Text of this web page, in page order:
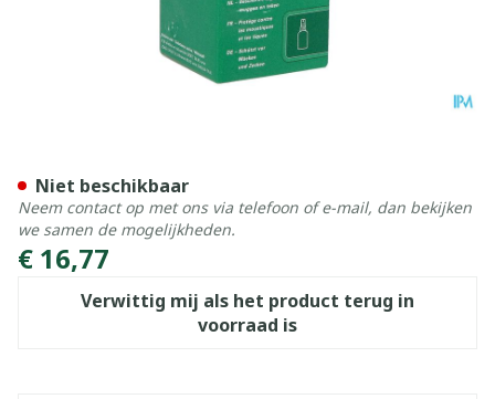
€ 16,77
Verwittig mij als het product terug in
voorraad is
Niet beschikbaar
Neem contact op met ons via telefoon of e-mail, dan bekijken
we samen de mogelijkheden.